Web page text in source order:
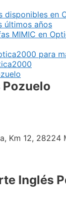
disponibles en
últimos años
MIMIC en
para
Km 12, 28224
Inglés